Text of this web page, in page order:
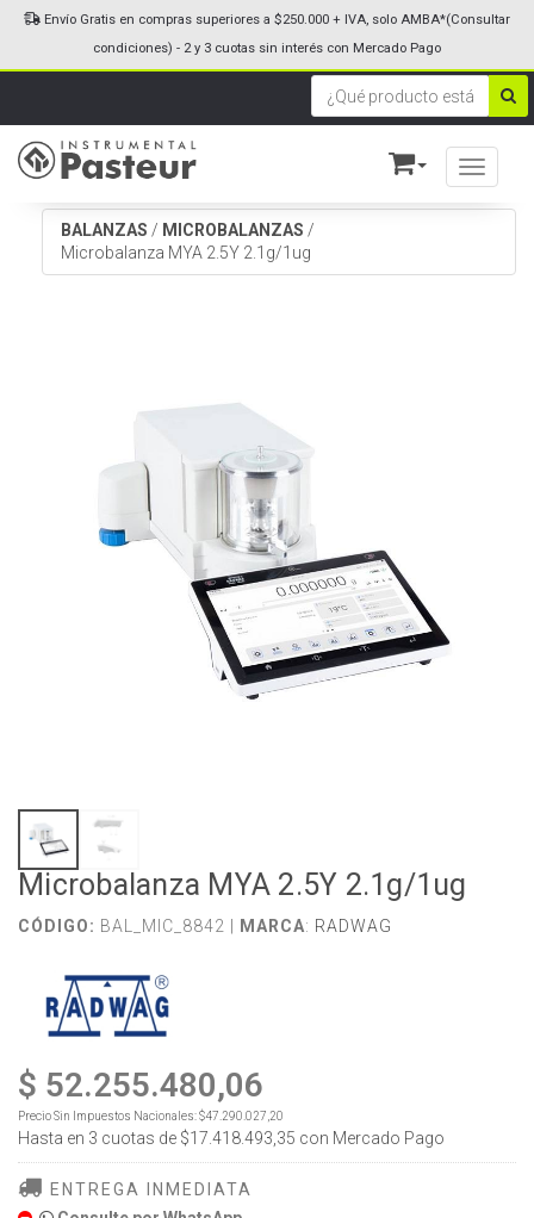
Toggle
Envío Gratis en compras superiores a $250.000 + IVA, solo AMBA*(Consultar
condiciones) - 2 y 3 cuotas sin interés con Mercado Pago
BALANZAS / MICROBALANZAS /
Microbalanza MYA 2.5Y 2.1g/1ug
Microbalanza MYA 2.5Y 2.1g/1ug
CÓDIGO: BAL_MIC_8842 | MARCA: RADWAG
$ 52.255.480,06
Precio Sin Impuestos Nacionales:$47.290.027,20
Hasta en 3 cuotas de $17.418.493,35 con Mercado Pago
ENTREGA INMEDIATA